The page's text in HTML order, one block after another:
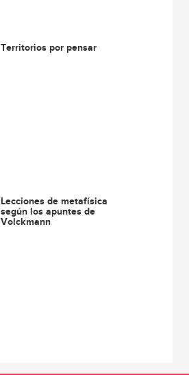
Territorios por pensar
Lecciones de metafísica
según los apuntes de
Volckmann